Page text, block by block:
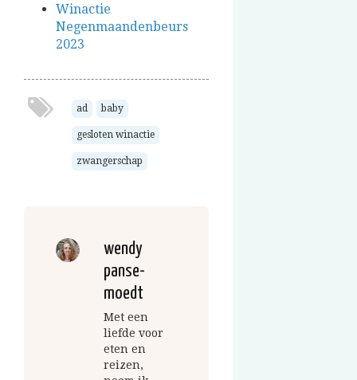
Winactie
Negenmaandenbeurs
2023
ad baby
gesloten winactie
zwangerschap
wendy
panse-
moedt
Met een
liefde voor
eten en
reizen,